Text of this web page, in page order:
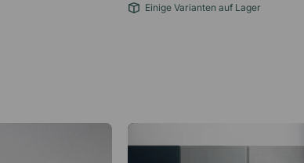
Einige Varianten auf Lager